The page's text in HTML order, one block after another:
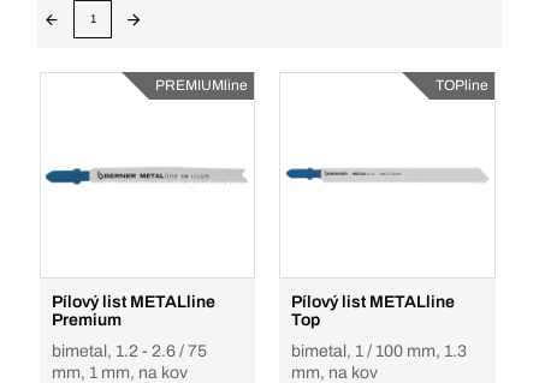
1
PREMIUMline
Pílový list METALline
Premium
bimetal, 1.2 - 2.6 / 75
mm, 1 mm, na kov
TOPline
Pílový list METALline
Top
bimetal, 1 / 100 mm, 1.3
mm, na kov